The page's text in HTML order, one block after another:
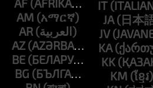
AF
AM
AR
AZ
BE
BG
IT
JA
JV
KA
KK
KM